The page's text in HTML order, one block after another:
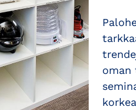
oman